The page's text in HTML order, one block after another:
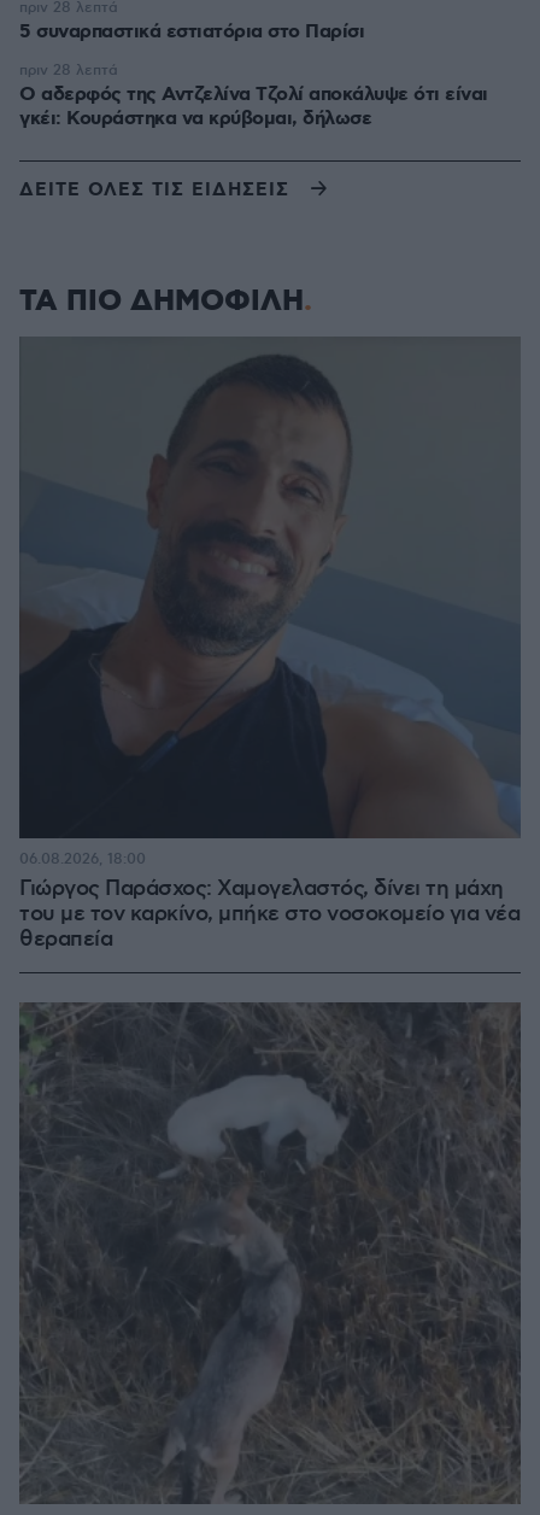
5 συναρπαστικά εστιατόρια στο Παρίσι
πριν 28 λεπτά
Ο αδερφός της Αντζελίνα Τζολί αποκάλυψε ότι είναι
γκέι: Κουράστηκα να κρύβομαι, δήλωσε
πριν 28 λεπτά
ΔΕΙΤΕ ΟΛΕΣ ΤΙΣ ΕΙΔΗΣΕΙΣ
ΤΑ ΠΙΟ ΔΗΜΟΦΙΛΗ
Γιώργος Παράσχος: Χαμογελαστός, δίνει τη μάχη
του με τον καρκίνο, μπήκε στο νοσοκομείο για νέα
θεραπεία
06.08.2026, 18:00